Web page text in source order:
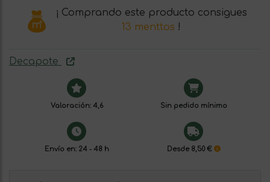
¡ Comprando este producto consigues
13 menttos !
Decapote
Valoración: 4,6 Sin pedido mínimo
Envío en: 24 - 48 h Desde 8,50 €